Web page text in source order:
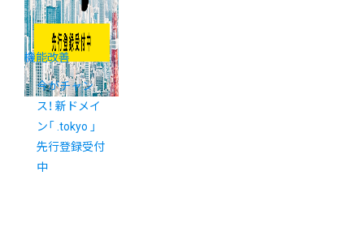
機能改善
今がチャン
ス！ 新ドメイ
ン「 .tokyo 」
先行登録受付
中